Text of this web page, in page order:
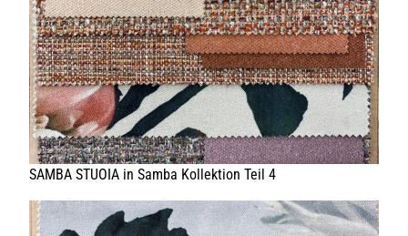
SHOP PELLEBELLE
PRODUKTE
DIENSTLEISTUNGEN
KNOW HOW
NEWS
KONTAKT